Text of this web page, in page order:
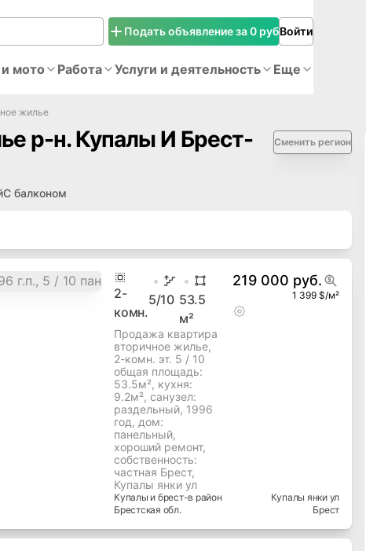
Подать объявление за 0 рубВойти
мото Работа Услуги и деятельность Еще
жилье
р-н. Купалы И Брест- Сменить регион
С балконом
2-
комн.
5/10 53.5
м²
Продажа квартира
вторичное жилье,
2-комн. эт. 5 / 10
общая площадь:
53.5м², кухня:
9.2м², cанузел:
раздельный, 1996
год, дом:
панельный,
хороший ремонт,
собственность:
частная Брест,
Купалы янки ул
219 000 руб.
1 399 $/м²
Купалы и брест-в район
Брестская обл.
Купалы янки ул
Брест